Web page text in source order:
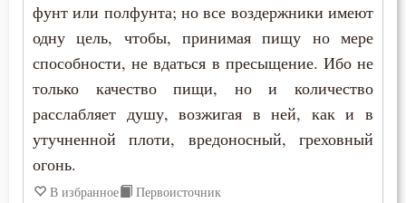
фунт или полфунта; но все воздержники имеют
одну цель, чтобы, принимая пищу но мере
способности, не вдаться в пресыщение. Ибо не
только качество пищи, но и количество
расслабляет душу, возжигая в ней, как и в
утучненной плоти, вредоносный, греховный
огонь.
В избранное Первоисточник